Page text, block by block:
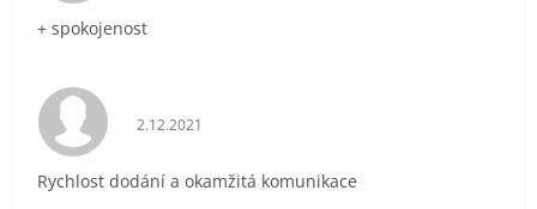
+ spokojenost
Hodnocení obchodu je 5 z 5 hvězdiček.
2.12.2021
Rychlost dodání a okamžitá komunikace